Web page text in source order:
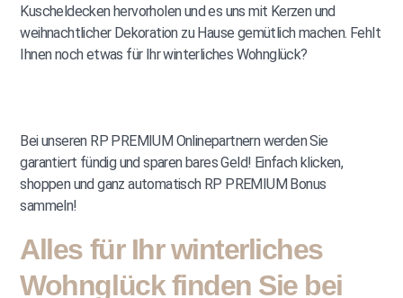
Kuscheldecken hervorholen und es uns mit Kerzen und
weihnachtlicher Dekoration zu Hause gemütlich machen. Fehlt
Ihnen noch etwas für Ihr winterliches Wohnglück?
Bei unseren RP PREMIUM Onlinepartnern werden Sie
garantiert fündig und sparen bares Geld! Einfach klicken,
shoppen und ganz automatisch RP PREMIUM Bonus
sammeln!
Alles für Ihr winterliches
Wohnglück finden Sie bei